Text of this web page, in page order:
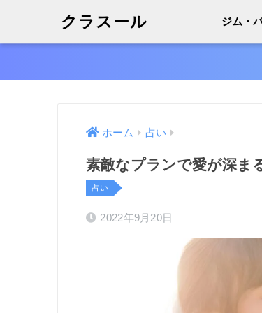
クラスール ジム・
ホーム 占い
素敵なプランで愛が深ま
占い
2022年9月20日